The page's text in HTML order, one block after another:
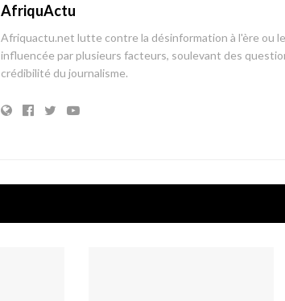
AfriquActu
Afriquactu.net lutte contre la désinformation à l'ère ou
influencée par plusieurs facteurs, soulevant des
crédibilité du journalisme.